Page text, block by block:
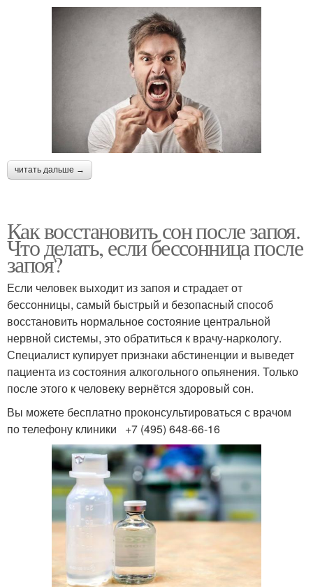
читать дальше →
Как восстановить сон после запоя.
Что делать, если бессонница после
запоя?
Если человек выходит из запоя и страдает от
бессонницы, самый быстрый и безопасный способ
восстановить нормальное состояние центральной
нервной системы, это обратиться к врачу-наркологу.
Специалист купирует признаки абстиненции и выведет
пациента из состояния алкогольного опьянения. Только
после этого к человеку вернётся здоровый сон.
Вы можете бесплатно проконсультироваться с врачом
по телефону клиники +7 (495) 648-66-16